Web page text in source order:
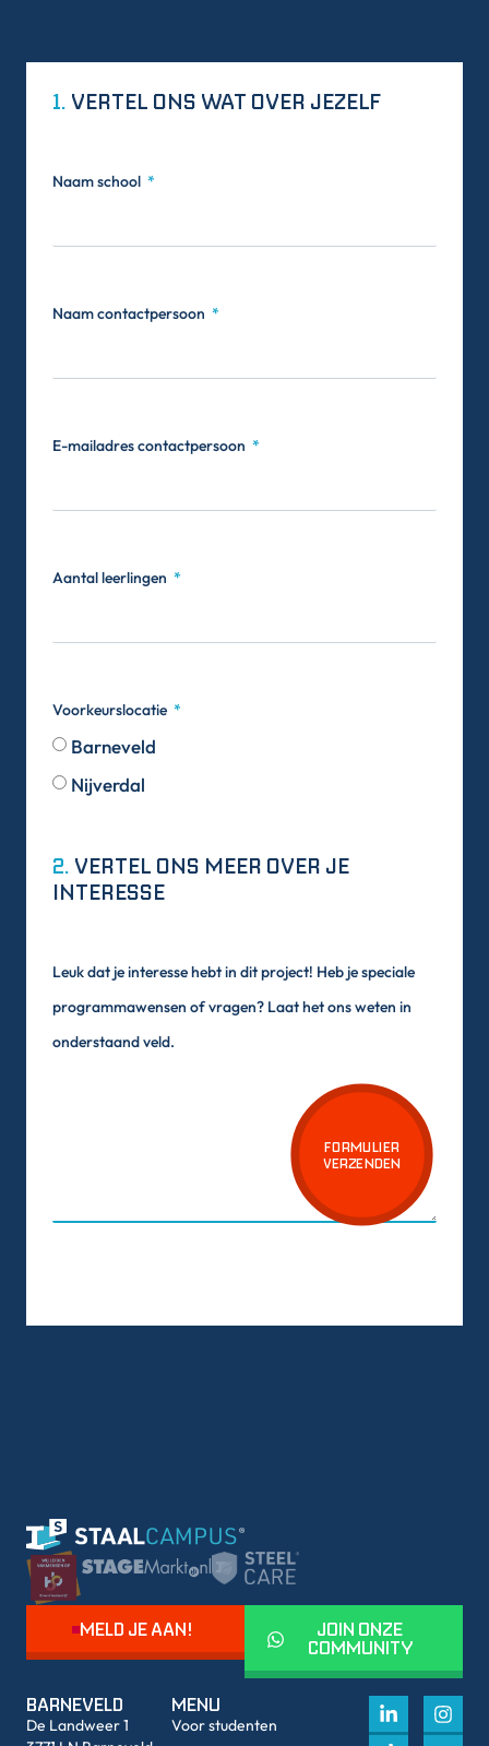
1. VERTEL ONS WAT OVER JEZELF
Naam school
Naam contactpersoon
E-mailadres contactpersoon
Aantal leerlingen
Voorkeurslocatie
Barneveld
Nijverdal
2. VERTEL ONS MEER OVER JE
INTERESSE
Leuk dat je interesse hebt in dit project! Heb je speciale
programmawensen of vragen? Laat het ons weten in
onderstaand veld.
FORMULIER
VERZENDEN
MELD JE AAN! JOIN ONZE
COMMUNITY
BARNEVELD
De Landweer 1
MENU
Voor studenten